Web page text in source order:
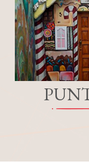
+56 9